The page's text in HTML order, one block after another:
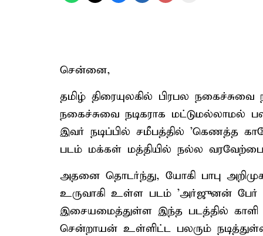
சென்னை,
தமிழ் திரையுலகில் பிரபல நகைச்சுவை
நகைச்சுவை நடிகராக மட்டுமல்லாமல்
இவர் நடிப்பில் சமீபத்தில் 'கெணத்த
படம் மக்கள் மத்தியில் நல்ல வரவேற்பை
அதனை தொடர்ந்து, யோகி பாபு
உருவாகி உள்ள படம் 'அர்ஜுனன் பேர்
இசையமைத்துள்ள இந்த படத்தில்
சென்றாயன் உள்ளிட்ட பலரும்